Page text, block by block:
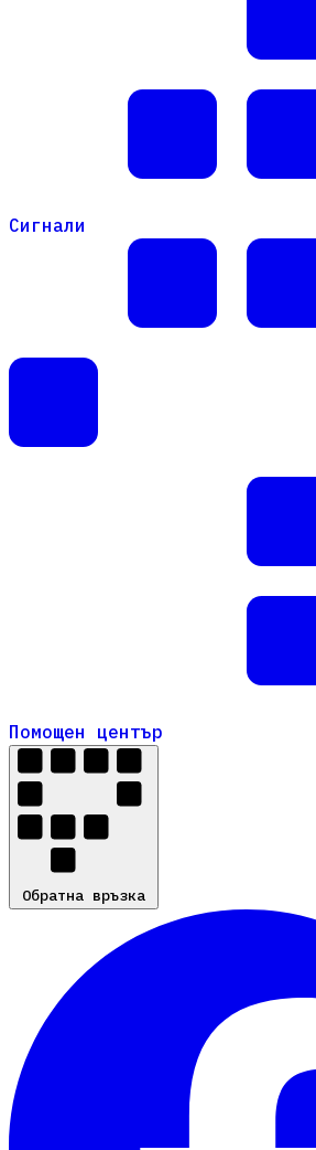
Сигнали
Помощен център
Помощен център
Обратна връзка
Обратна връзка